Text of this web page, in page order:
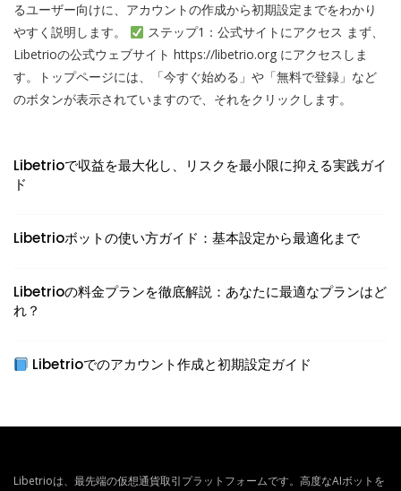
るユーザー向けに、アカウントの作成から初期設定までをわかり
やすく説明します。
ステップ1：公式サイトにアクセス まず、
Libetrioの公式ウェブサイト https://libetrio.org にアクセスしま
す。トップページには、「今すぐ始める」や「無料で登録」など
のボタンが表示されていますので、それをクリックします。
Libetrioで収益を最大化し、リスクを最小限に抑える実践ガイ
ド
Libetrioボットの使い方ガイド：基本設定から最適化まで
Libetrioの料金プランを徹底解説：あなたに最適なプランはど
れ？
Libetrioでのアカウント作成と初期設定ガイド
Libetrioは、最先端の仮想通貨取引プラットフォームです。高度なAIボットを